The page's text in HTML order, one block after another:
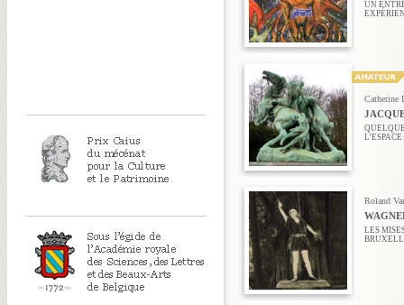
UN
Catherine
Roland
LES